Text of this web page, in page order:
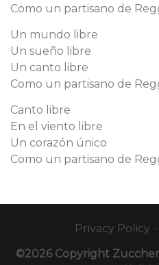
Como un partisano de
Un mundo libre
Un sueño libre
Un canto libre
Como un partisano de
Canto libre
En el viento libre
Un corazón único
Como un partisano de
Privacy Policy -
©2026 Copyright